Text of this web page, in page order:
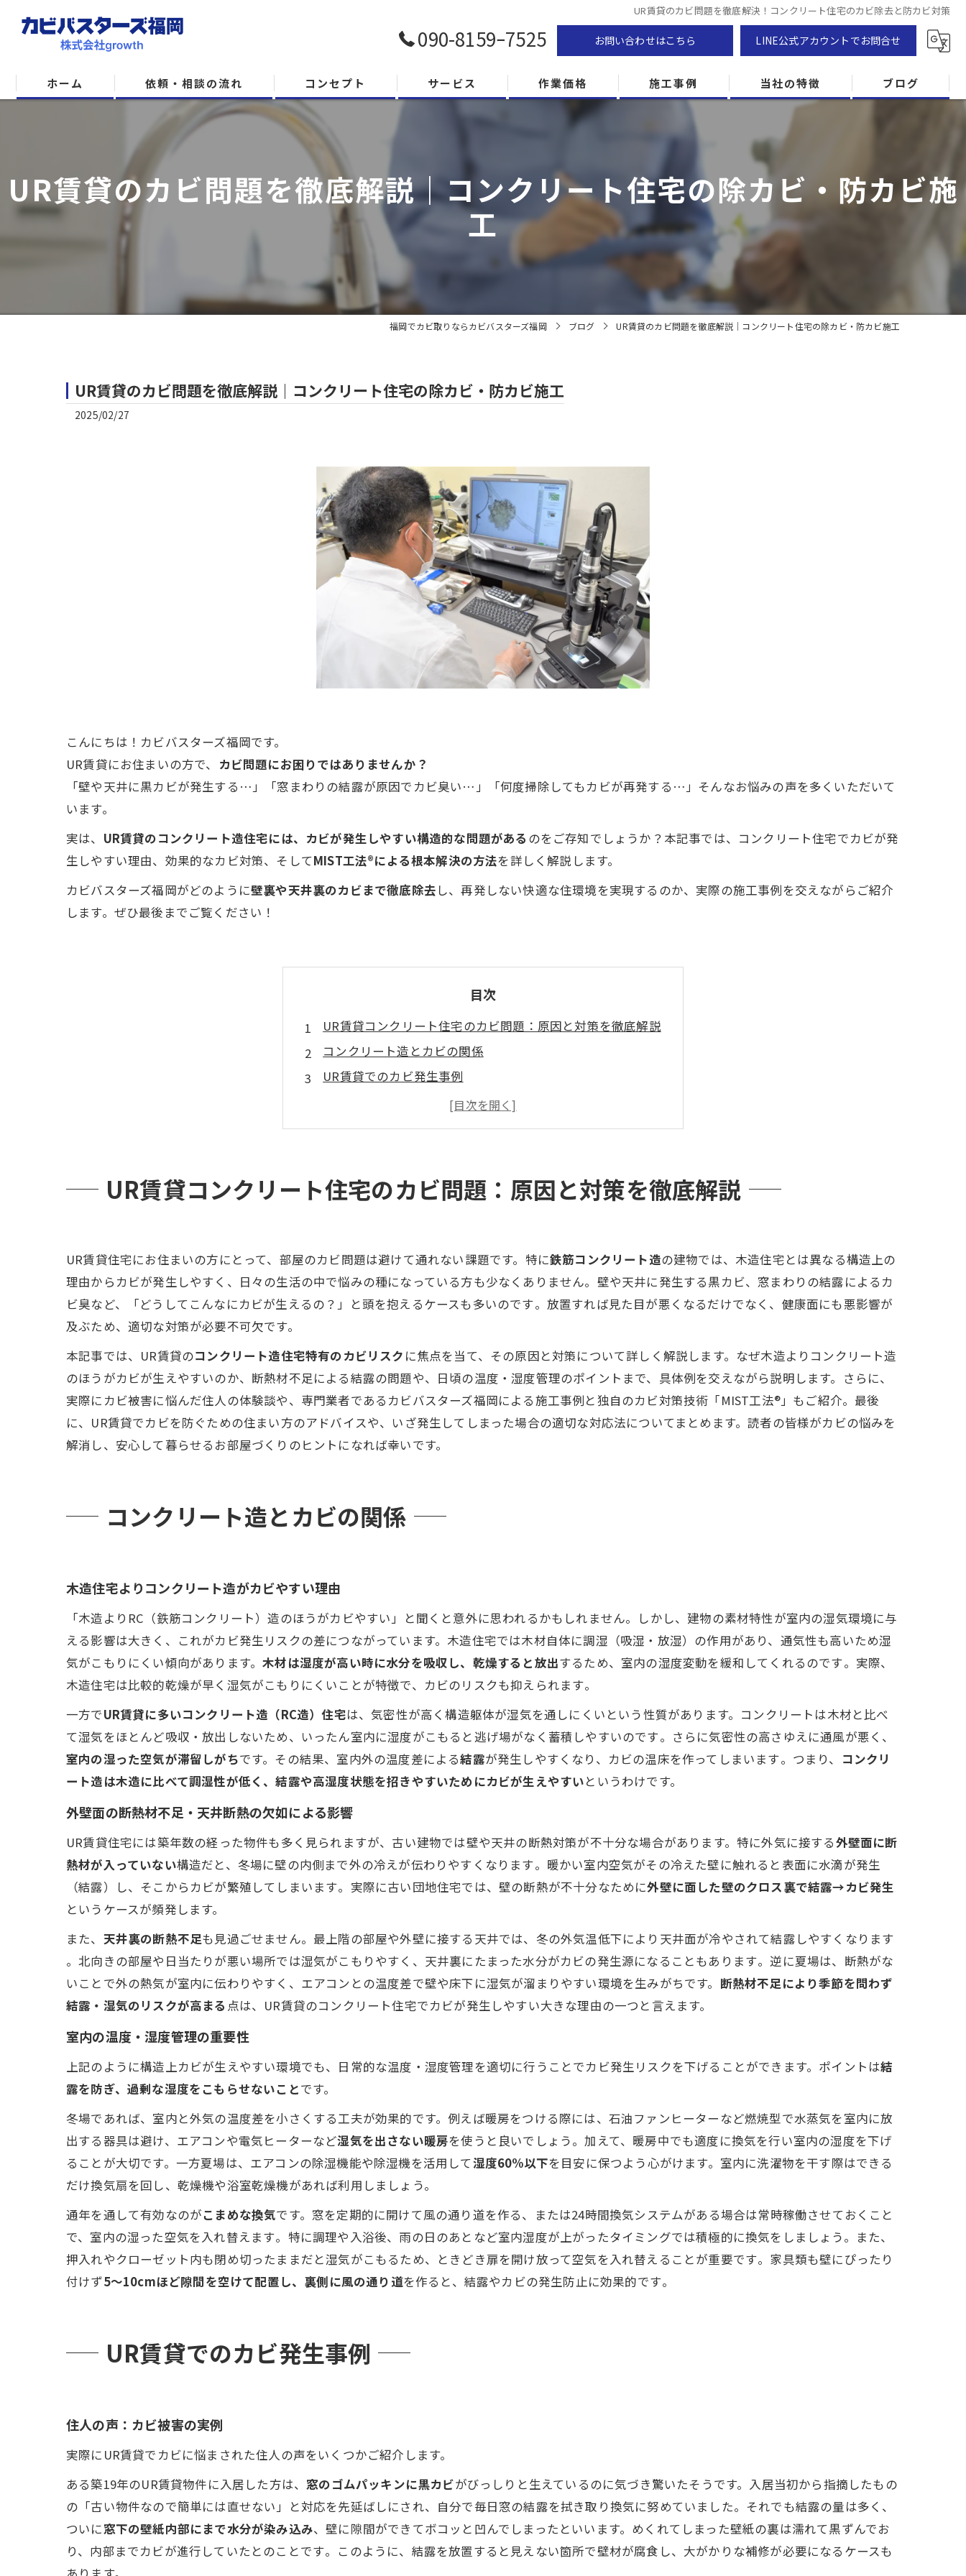
UR賃貸のカビ問題を徹底解決！コンクリート住宅のカビ除去と防カビ対策
090-8159ｰ7525 お問い合わせはこちら LINE公式アカウントでお問合せ
ホーム 依頼・相談の流れ コンセプト サービス 作業価格 施工事例 当社の特徴
防カビ
カビ専門
ZEH住宅
カビ検査
ブログ
UR賃貸のカビ問題を徹底解説｜コンクリート住宅の除カビ・防カビ施
工
福岡でカビ取りならカビバスターズ福岡 ブログ UR賃貸のカビ問題を徹底解説｜コンクリート住宅の除カビ・防カビ施工
UR賃貸のカビ問題を徹底解説｜コンクリート住宅の除カビ・防カビ施工
2025/02/27
こんにちは！カビバスターズ福岡です。
UR賃貸にお住まいの方で、 カビ問題にお困りではありませんか？
「壁や天井に黒カビが発生する…」「窓まわりの結露が原因でカビ臭い…」「何度掃除してもカビが再発する…」そんなお悩みの声を多くいただいて
います。
実は、 UR賃貸のコンクリート造住宅には、カビが発生しやすい構造的な問題がある のをご存知でしょうか？本記事では、コンクリート住宅でカビが発
生しやすい理由、効果的なカビ対策、そしてMIST工法®による根本解決の方法を詳しく解説します。
カビバスターズ福岡がどのように壁裏や天井裏のカビまで徹底除去 し、再発しない快適な住環境を実現するのか、実際の施工事例を交えながらご紹介
します。ぜひ最後までご覧ください！
目次
UR賃貸コンクリート住宅のカビ問題：原因と対策を徹底解説
コンクリート造とカビの関係
UR賃貸でのカビ発生事例
カビバスターズ福岡による解決策
UR賃貸でカビを防ぐための住人向けアドバイス
UR賃貸コンクリート住宅のカビ問題：原因と対策を徹底解説
UR賃貸住宅にお住まいの方にとって、部屋のカビ問題は避けて通れない課題です。特に鉄筋コンクリート造の建物では、木造住宅とは異なる構造上の
理由からカビが発生しやすく、日々の生活の中で悩みの種になっている方も少なくありません。壁や天井に発生する黒カビ、窓まわりの結露によるカ
ビ臭など、「どうしてこんなにカビが生えるの？」と頭を抱えるケースも多いのです​。放置すれば見た目が悪くなるだけでなく、健康面にも悪影響が
及ぶため、適切な対策が必要不可欠です。
本記事では、UR賃貸のコンクリート造住宅特有のカビリスク に焦点を当て、その原因と対策について詳しく解説します。なぜ木造よりコンクリート造
のほうがカビが生えやすいのか、断熱材不足による結露の問題や、日頃の温度・湿度管理のポイントまで、具体例を交えながら説明します。さらに、
実際にカビ被害に悩んだ住人の体験談や、専門業者であるカビバスターズ福岡による施工事例と独自のカビ対策技術「MIST工法®」もご紹介。最後
に、UR賃貸でカビを防ぐための住まい方のアドバイスや、いざ発生してしまった場合の適切な対応法についてまとめます。読者の皆様がカビの悩みを
解消し、安心して暮らせるお部屋づくりのヒントになれば幸いです。
コンクリート造とカビの関係
木造住宅よりコンクリート造がカビやすい理由
「木造よりRC（鉄筋コンクリート）造のほうがカビやすい」と聞くと意外に思われるかもしれません。しかし、建物の素材特性が室内の湿気環境に与
える影響は大きく、これがカビ発生リスクの差につながっています。木造住宅では木材自体に調湿（吸湿・放湿）の作用があり、通気性も高いため湿
気がこもりにくい傾向があります。木材は湿度が高い時に水分を吸収し、乾燥すると放出するため、室内の湿度変動を緩和してくれるのです​。実際、
木造住宅は比較的乾燥が早く湿気がこもりにくいことが特徴で、カビのリスクも抑えられます​。
一方でUR賃貸に多いコンクリート造（RC造）住宅は、気密性が高く構造躯体が湿気を通しにくいという性質があります。コンクリートは木材と比べ
て湿気をほとんど吸収・放出しないため、いったん室内に湿度がこもると逃げ場がなく蓄積しやすいのです​。さらに気密性の高さゆえに通風が悪く、
室内の湿った空気が滞留しがちです。その結果、室内外の温度差による結露が発生しやすくなり、カビの温床を作ってしまいます​。つまり、 コンクリ
ート造は木造に比べて調湿性が低く、結露や高湿度状態を招きやすいためにカビが生えやすいというわけです。
外壁面の断熱材不足・天井断熱の欠如による影響
UR賃貸住宅には築年数の経った物件も多く見られますが、古い建物では壁や天井の断熱対策が不十分な場合があります。特に外気に接する外壁面に断
熱材が入っていない構造だと、冬場に壁の内側まで外の冷えが伝わりやすくなります​。暖かい室内空気がその冷えた壁に触れると表面に水滴が発生
（結露）し、そこからカビが繁殖してしまいます​。実際に古い団地住宅では、壁の断熱が不十分なために外壁に面した壁のクロス裏で結露→カビ発生
というケースが頻発します。
また、 天井裏の断熱不足も見過ごせません。最上階の部屋や外壁に接する天井では、冬の外気温低下により天井面が冷やされて結露しやすくなります​
。北向きの部屋や日当たりが悪い場所では湿気がこもりやすく、天井裏にたまった水分がカビの発生源になることもあります​。逆に夏場は、断熱がな
いことで外の熱気が室内に伝わりやすく、エアコンとの温度差で壁や床下に湿気が溜まりやすい環境を生みがちです。 断熱材不足により季節を問わず
結露・湿気のリスクが高まる 点は、UR賃貸のコンクリート住宅でカビが発生しやすい大きな理由の一つと言えます。
室内の温度・湿度管理の重要性
上記のように構造上カビが生えやすい環境でも、日常的な温度・湿度管理を適切に行うことでカビ発生リスクを下げることができます。ポイントは結
露を防ぎ、過剰な湿度をこもらせないことです。
冬場であれば、室内と外気の温度差を小さくする工夫が効果的です。例えば暖房をつける際には、石油ファンヒーターなど燃焼型で水蒸気を室内に放
出する器具は避け、エアコンや電気ヒーターなど湿気を出さない暖房を使うと良いでしょう​。加えて、暖房中でも適度に換気を行い室内の湿度を下げ
ることが大切です。一方夏場は、エアコンの除湿機能や除湿機を活用して湿度60%以下を目安に保つよう心がけます。室内に洗濯物を干す際はできる
だけ換気扇を回し、乾燥機や浴室乾燥機があれば利用しましょう。
通年を通して有効なのがこまめな換気です。窓を定期的に開けて風の通り道を作る、または24時間換気システムがある場合は常時稼働させておくこと
で、室内の湿った空気を入れ替えます​。特に調理や入浴後、雨の日のあとなど室内湿度が上がったタイミングでは積極的に換気をしましょう。また、
押入れやクローゼット内も閉め切ったままだと湿気がこもるため、ときどき扉を開け放って空気を入れ替えることが重要です​。家具類も壁にぴったり
付けず5〜10cmほど隙間を空けて配置し、裏側に風の通り道を作ると、結露やカビの発生防止に効果的です​。
UR賃貸でのカビ発生事例
住人の声：カビ被害の実例
実際にUR賃貸でカビに悩まされた住人の声をいくつかご紹介します。
ある築19年のUR賃貸物件に入居した方は、窓のゴムパッキンに黒カビがびっしりと生えているのに気づき驚いたそうです。入居当初から指摘したもの
の「古い物件なので簡単には直せない」と対応を先延ばしにされ、自分で毎日窓の結露を拭き取り換気に努めていました。それでも結露の量は多く、
ついに窓下の壁紙内部にまで水分が染み込み、壁に隙間ができてボコッと凹んでしまったといいます。めくれてしまった壁紙の裏は濡れて黒ずんでお
り、内部までカビが進行していたとのことです​。このように、結露を放置すると見えない箇所で壁材が腐食し、大がかりな補修が必要になるケースも